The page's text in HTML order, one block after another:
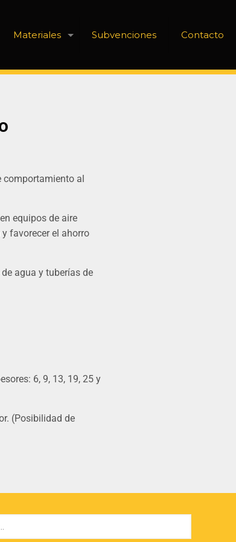
Materiales Subvenciones Contacto
comportamiento al
equipos de aire
favorecer el ahorro
agua y tuberías de
6, 9, 13, 19, 25 y
(Posibilidad de